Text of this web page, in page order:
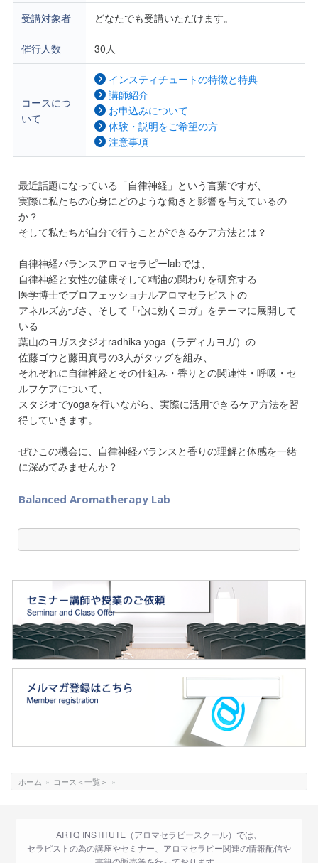
受講対象者 どなたでも受講いただけます。
催行人数 30人
コースにつ
いて
インスティチュートの特徴と特典
講師紹介
お申込みについて
体験・説明をご希望の方
注意事項
最近話題になっている「自律神経」という言葉ですが、
実際に私たちの心身にどのような働きと影響を与えているの
か？
そして私たちが自分で行うことができるケア方法とは？
自律神経バランスアロマセラピーlabでは、
自律神経と女性の健康そして精油の関わりを研究する
医学博士でプロフェッショナルアロマセラピストの
アネルズあづさ、そして「心に効くヨガ」をテーマに展開して
いる
葉山のヨガスタジオradhika yoga（ラディカヨガ）の
佐藤ゴウと藤田真弓の3人がタッグを組み、
それぞれに自律神経とその仕組み・香りとの関連性・呼吸・セ
ルフケアについて、
スタジオでyogaを行いながら、実際に活用できるケア方法を習
得していきます。
ぜひこの機会に、自律神経バランスと香りの理解と体感を一緒
に深めてみませんか？
Balanced Aromatherapy Lab
ホーム » コース＜一覧＞ »
ARTQ INSTITUTE（アロマセラピースクール）では、
セラピストの為の講座やセミナー、アロマセラピー関連の情報配信や